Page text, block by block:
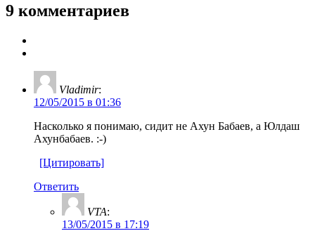
9 комментариев
Vladimir:
12/05/2015 в 01:36
Насколько я понимаю, сидит не Ахун Бабаев, а Юлдаш
Ахунбабаев. :-)
[Цитировать]
Ответить
VTA:
13/05/2015 в 17:19